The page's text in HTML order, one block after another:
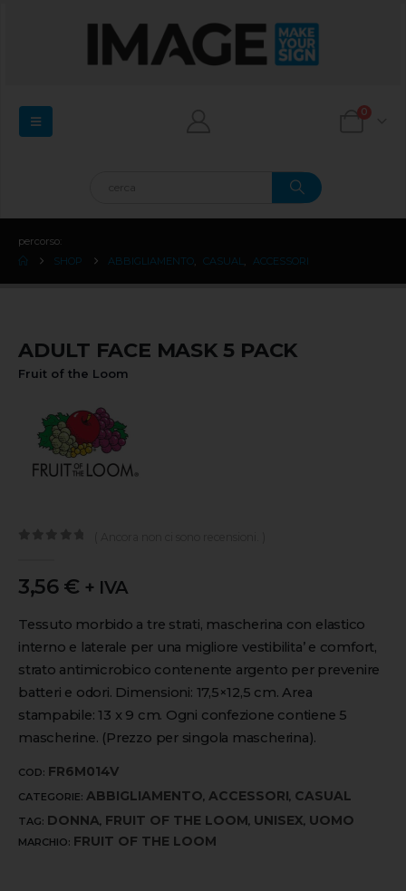
0
percorso:
SHOP
ABBIGLIAMENTO CASUAL ACCESSORI
ADULT FACE MASK 5 PACK
Fruit of the Loom
3,56 € + IVA
Tessuto morbido a tre strati, mascherina con elastico
interno e laterale per una migliore vestibilita’ e comfort,
strato antimicrobico contenente argento per prevenire
batteri e odori. Dimensioni: 17,5×12,5 cm. Area
stampabile: 13 x 9 cm. Ogni confezione contiene 5
mascherine. (Prezzo per singola mascherina).
COD: FR6M014V
CATEGORIE: ABBIGLIAMENTO, ACCESSORI, CASUAL
TAG: DONNA, FRUIT OF THE LOOM, UNISEX, UOMO
MARCHIO: FRUIT OF THE LOOM